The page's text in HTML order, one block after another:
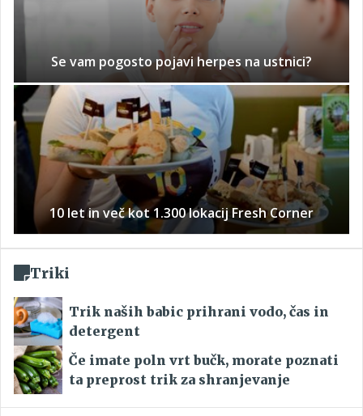
Se vam pogosto pojavi herpes na ustnici?
10 let in več kot 1.300 lokacij Fresh Corner
Triki
Trik naših babic prihrani vodo, čas in
detergent
Če imate poln vrt bučk, morate poznati
ta preprost trik za shranjevanje